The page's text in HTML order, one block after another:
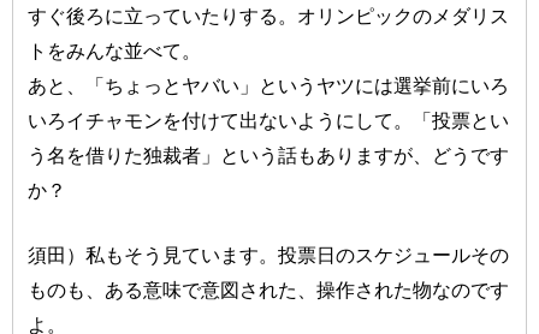
すぐ後ろに立っていたりする。オリンピックのメダリス
トをみんな並べて。
あと、「ちょっとヤバい」というヤツには選挙前にいろ
いろイチャモンを付けて出ないようにして。「投票とい
う名を借りた独裁者」という話もありますが、どうです
か？
須田）私もそう見ています。投票日のスケジュールその
ものも、ある意味で意図された、操作された物なのです
よ。